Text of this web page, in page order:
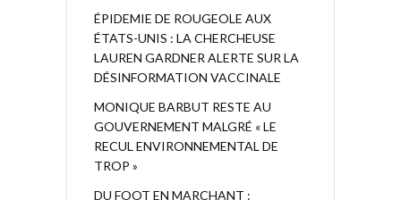
ÉPIDEMIE DE ROUGEOLE AUX
ÉTATS-UNIS : LA CHERCHEUSE
LAUREN GARDNER ALERTE SUR LA
DÉSINFORMATION VACCINALE
MONIQUE BARBUT RESTE AU
GOUVERNEMENT MALGRÉ « LE
RECUL ENVIRONNEMENTAL DE
TROP »
DU FOOT EN MARCHANT :